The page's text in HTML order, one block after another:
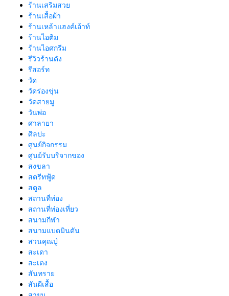
ร้านเสริมสวย
ร้านเสื้อผ้า
ร้านเหล้าแฮงค์เอ้าท์
ร้านไอติม
ร้านไอศกรีม
รีวิวร้านดัง
รีสอร์ท
วัด
วัดร่องขุ่น
วัดสายมู
วันพ่อ
ศาลายา
ศิลปะ
ศูนย์กิจกรรม
ศูนย์รับบริจากของ
สงขลา
สตรีทฟู้ด
สตูล
สถานที่ท่อง
สถานที่ท่องเที่ยว
สนามกีฬา
สนามแบดมินตัน
สวนคุณปู่
สะเดา
สะเตง
สันทราย
สันผีเสื้อ